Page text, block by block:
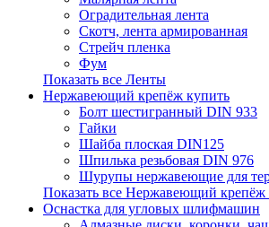
Оградительная лента
Скотч, лента армированная
Стрейч пленка
Фум
Показать все Ленты
Нержавеющий крепёж купить
Болт шестигранный DIN 933
Гайки
Шайба плоская DIN125
Шпилька резьбовая DIN 976
Шурупы нержавеющие для
Показать все Нержавеющий крепёж
Оснастка для угловых шлифмашин